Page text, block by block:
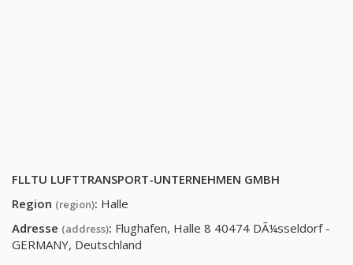
FLLTU LUFTTRANSPORT-UNTERNEHMEN GMBH
Region (region): Halle
Adresse (address): Flughafen, Halle 8 40474 DÃ¼sseldorf -
GERMANY, Deutschland